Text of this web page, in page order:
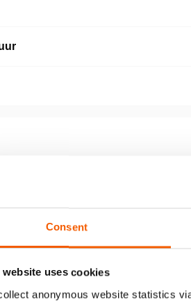
Consent
website uses cookies
anonymous website statistics
Pump PA 18 H 2
Lichtgewicht;